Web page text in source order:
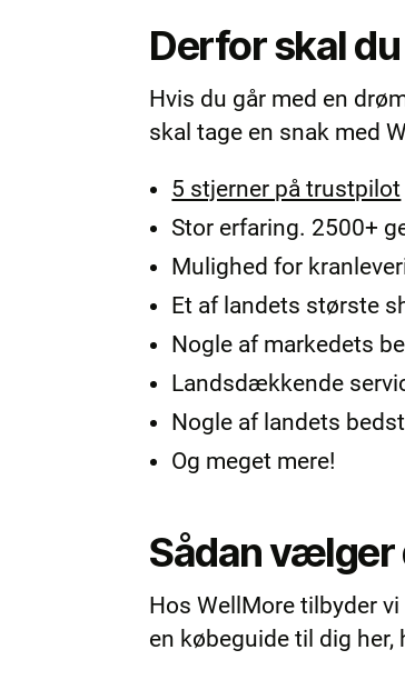
Derfor skal
Hvis du går med en
skal tage en snak med
5 stjerner på trustpilot
Stor erfaring. 2500+
Mulighed for
Et af landets største
Nogle af markedets
Landsdækkende
Nogle af landets
Og meget mere!
Sådan vælger
Hos WellMore tilbyder
en købeguide til dig her,